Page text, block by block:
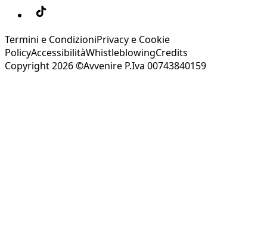
Termini e CondizioniPrivacy e Cookie
PolicyAccessibilitàWhistleblowingCredits
Copyright 2026 ©Avvenire P.Iva 00743840159